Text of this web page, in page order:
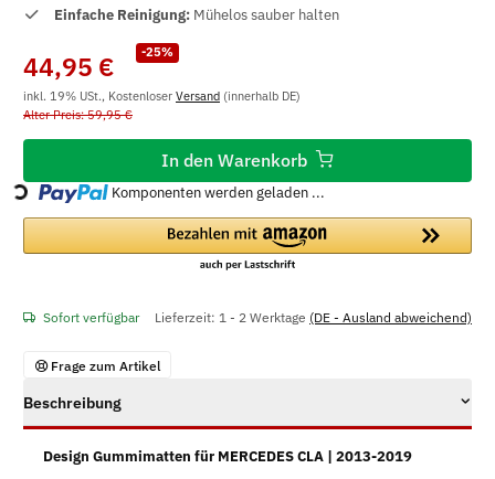
Einfache Reinigung: Mühelos sauber halten
-25%
44,95 €
inkl. 19% USt., Kostenloser Versand (innerhalb DE)
Alter Preis: 59,95 €
In den Warenkorb
Loading... Komponenten werden geladen ...
Sofort verfügbar Lieferzeit: 1 - 2 Werktage (DE - Ausland abweichend)
Frage zum Artikel
Beschreibung
Design Gummimatten für MERCEDES CLA | 2013-2019